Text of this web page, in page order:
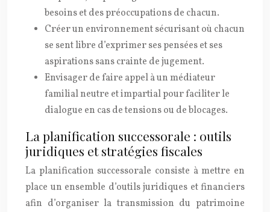
besoins et des préoccupations de chacun.
Créer un environnement sécurisant où chacun
se sent libre d’exprimer ses pensées et ses
aspirations sans crainte de jugement.
Envisager de faire appel à un médiateur
familial neutre et impartial pour faciliter le
dialogue en cas de tensions ou de blocages.
La planification successorale : outils
juridiques et stratégies fiscales
La planification successorale consiste à mettre en
place un ensemble d’outils juridiques et financiers
afin d’organiser la transmission du patrimoine